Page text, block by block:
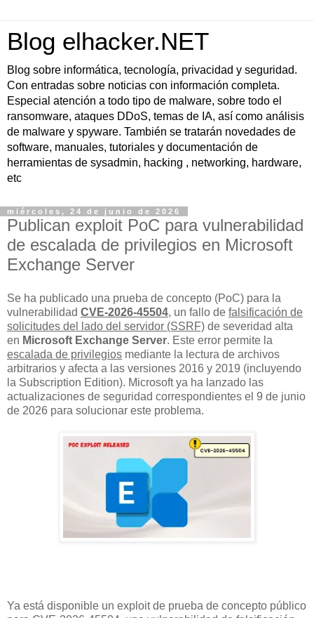
Blog elhacker.NET
Blog sobre informática, tecnología, privacidad y seguridad.
Con entradas sobre noticias con información completa.
Especial atención a todo tipo de malware, sobre todo el
ransomware, ataques DDoS, temas de IA, así como análisis
de malware y spyware. También se tratarán novedades de
software, manuales, tutoriales y documentación de
herramientas de sysadmin, hacking , networking, hardware,
etc
miércoles, 24 de junio de 2026
Publican exploit PoC para vulnerabilidad
de escalada de privilegios en Microsoft
Exchange Server
Se ha publicado una prueba de concepto (PoC) para la
vulnerabilidad CVE-2026-45504, un fallo de falsificación de
solicitudes del lado del servidor (SSRF) de severidad alta
en Microsoft Exchange Server. Este error permite la
escalada de privilegios mediante la lectura de archivos
arbitrarios y afecta a las versiones 2016 y 2019 (incluyendo
la Subscription Edition). Microsoft ya ha lanzado las
actualizaciones de seguridad correspondientes el 9 de junio
de 2026 para solucionar este problema.
Ya está disponible un exploit de prueba de concepto público